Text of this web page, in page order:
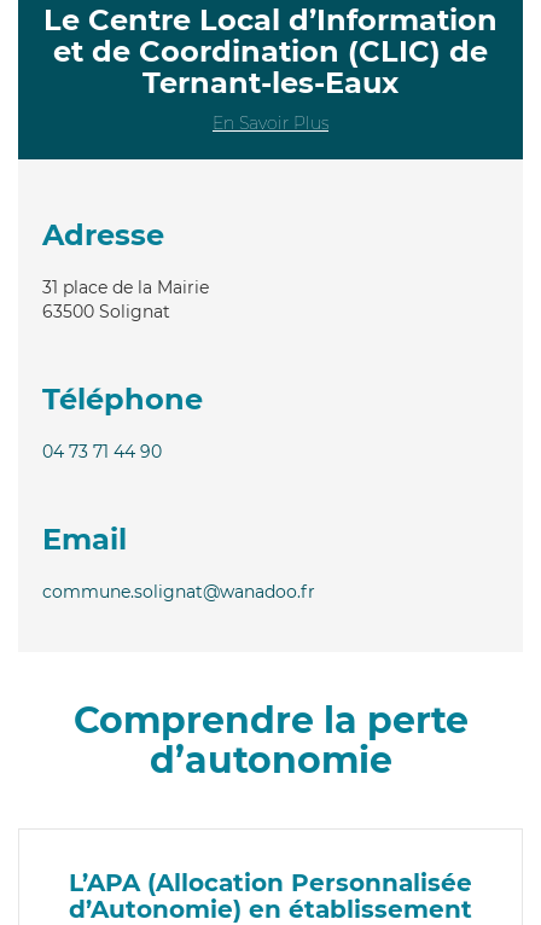
Le Centre Local d’Information
et de Coordination (CLIC) de
Ternant-les-Eaux
En Savoir Plus
Adresse
31 place de la Mairie
63500 Solignat
Téléphone
04 73 71 44 90
Email
commune.solignat@wanadoo.fr
Comprendre la perte
d’autonomie
L’APA (Allocation Personnalisée
d’Autonomie) en établissement